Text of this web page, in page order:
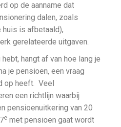
op de aanname dat
dalen, zoals
huis is afbetaald),
gerelateerde uitgaven.
hangt af van hoe lang je
je pensioen, een vraag
op heeft. Veel
een richtlijn waarbij
pensioenuitkering van 20
e met pensioen gaat wordt